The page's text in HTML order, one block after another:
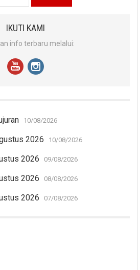
IKUTI KAMI
info terbaru melalui:
10/08/2026
2026 10/08/2026
2026 09/08/2026
2026 08/08/2026
2026 07/08/2026